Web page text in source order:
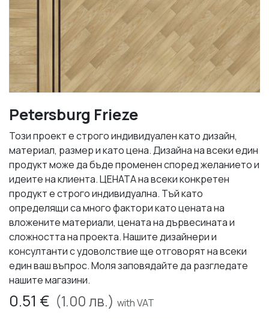
Petersburg Frieze
Този проект е строго индивидуален като дизайн,
материал, размер и като цена. Дизайна на всеки един
продукт може да бъде променен според желанието и
идеите на клиента. ЦЕНАТА на всеки конкретен
продукт е строго индивидуална. Тъй като
определящи са много фактори като цената на
вложените материали, цената на дървесината и
сложността на проекта. Нашите дизайнери и
консултанти с удоволствие ще отговорят на всеки
един ваш въпрос. Моля заповядайте да разгледате
нашите магазини.
0.51 € (1.00лв.) with VAT